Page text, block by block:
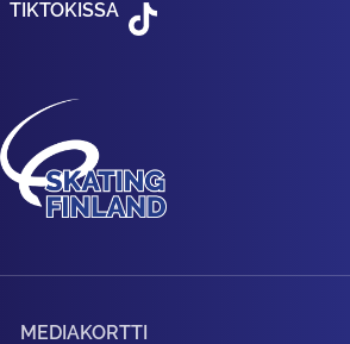
TIKTOKISSA
MEDIAKORTTI